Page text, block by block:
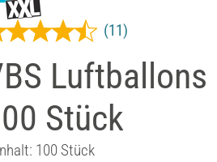
Luftballons
Stück
(11)
100 Stück